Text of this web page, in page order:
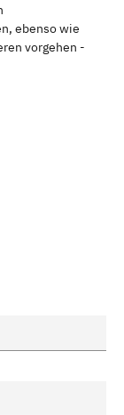
ebenso wie
vorgehen -